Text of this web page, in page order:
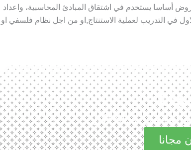
أساسا يستخدم في اشتقاق المبادئ المحاسبية، واعداد
في التدريب لعملية الاستنتاج,او من اجل نظام فلسفي او
في مجاناً الآن
مجانا